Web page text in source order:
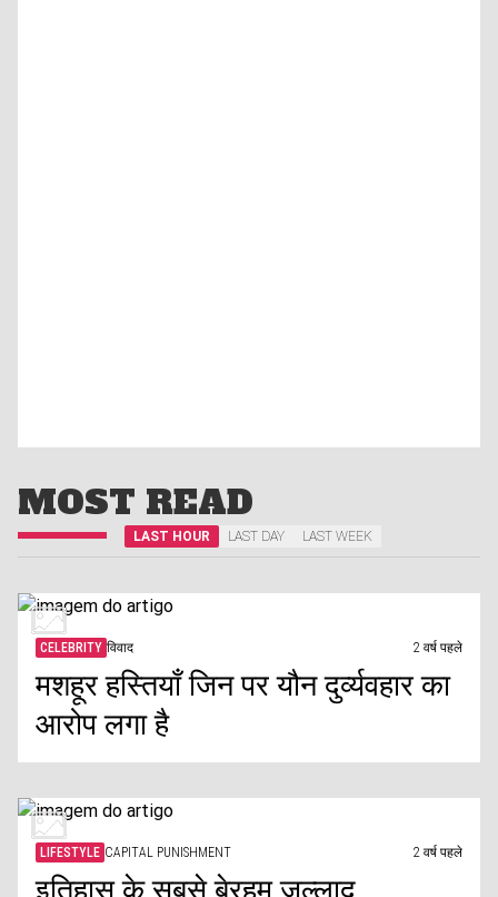
MOST READ
LAST HOUR LAST DAY LAST WEEK
CELEBRITY विवाद 2 वर्ष पहले
मशहूर हस्तियाँ जिन पर यौन दुर्व्यवहार का
आरोप लगा है
LIFESTYLE CAPITAL PUNISHMENT 2 वर्ष पहले